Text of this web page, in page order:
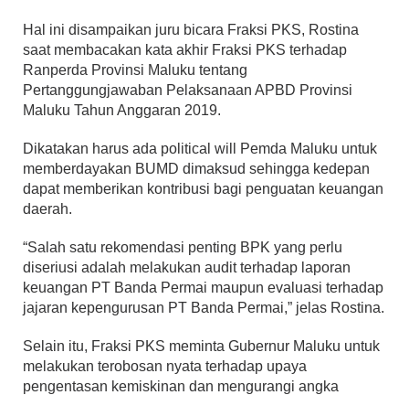
Hal ini disampaikan juru bicara Fraksi PKS, Rostina
saat membacakan kata akhir Fraksi PKS terhadap
Ranperda Provinsi Maluku tentang
Pertanggungjawaban Pelaksanaan APBD Provinsi
Maluku Tahun Anggaran 2019.
Dikatakan harus ada political will Pemda Maluku untuk
memberdayakan BUMD dimaksud sehingga kedepan
dapat memberikan kontribusi bagi penguatan keuangan
daerah.
“Salah satu rekomendasi penting BPK yang perlu
diseriusi adalah melakukan audit terhadap laporan
keuangan PT Banda Permai maupun evaluasi terhadap
jajaran kepengurusan PT Banda Permai,” jelas Rostina.
Selain itu, Fraksi PKS meminta Gubernur Maluku untuk
melakukan terobosan nyata terhadap upaya
pengentasan kemiskinan dan mengurangi angka